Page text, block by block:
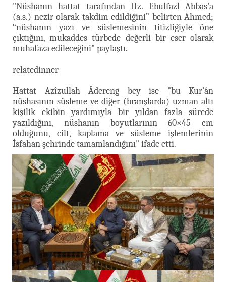
"Nüshanın hattat tarafından Hz. Ebulfazl Abbas'a
(a.s.) nezir olarak takdim edildiğini” belirten Ahmed;
“nüshanın yazı ve süslemesinin titizliğiyle öne
çıktığını, mukaddes türbede değerli bir eser olarak
muhafaza edileceğini" paylaştı.
relatedinner
Hattat Azîzullah Âdereng bey ise "bu Kur'ân
nüshasının süsleme ve diğer (branşlarda) uzman altı
kişilik ekibin yardımıyla bir yıldan fazla sürede
yazıldığını, nüshanın boyutlarının 60×45 cm
olduğunu, cilt, kaplama ve süsleme işlemlerinin
İsfahan şehrinde tamamlandığını" ifade etti.